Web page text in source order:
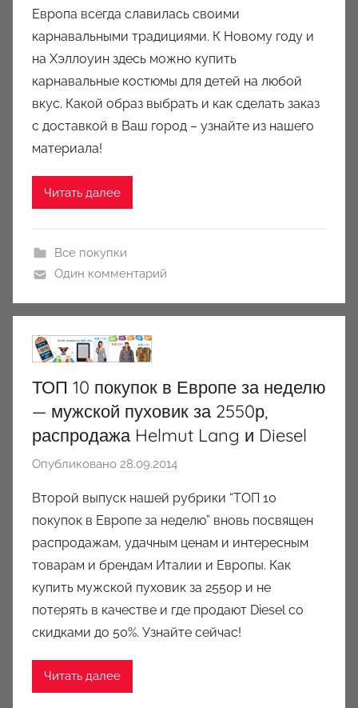
т
о
р
о
м
a
Европа всегда славилась своими
карнавальными традициями. К Новому году и
на Хэллоуин здесь можно купить
карнавальные костюмы для детей на любой
вкус. Какой образ выбрать и как сделать заказ
с доставкой в Ваш город – узнайте из нашего
материала!
Читать далее
Все покупки
Один комментарий
ТОП 10 покупок в Европе за неделю
— мужской пуховик за 2550р,
распродажа Helmut Lang и Diesel
Опубликовано 28.09.2014
т
о
р
о
м
a
u
Второй выпуск нашей рубрики “ТОП 10
покупок в Европе за неделю” вновь посвящен
распродажам, удачным ценам и интересным
товарам и брендам Италии и Европы. Как
купить мужской пуховик за 2550р и не
потерять в качестве и где продают Diesel со
скидками до 50%. Узнайте сейчас!
Читать далее